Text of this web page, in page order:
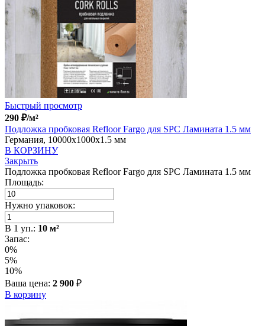
Быстрый просмотр
290 ₽/м²
Подложка пробковая Refloor Fargo для SPC Ламината 1.5 мм
Германия, 10000x1000x1.5 мм
В КОРЗИНУ
Закрыть
Подложка пробковая Refloor Fargo для SPC Ламината 1.5 мм
Площадь:
Нужно упаковок:
В 1 уп.: 10 м²
Запас:
0%
5%
10%
Ваша цена: 2 900 ₽
В корзину